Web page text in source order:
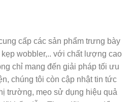
cấp các sản phẩm trưng bày
wobbler,.. với chất lượng cao
chỉ mang đến giải pháp tối ưu
chúng tôi còn cập nhật tin tức
trường, mẹo sử dụng hiệu quả